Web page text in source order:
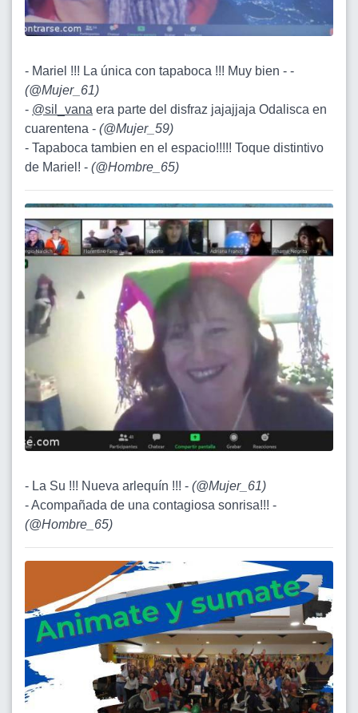
- Mariel !!! La única con tapaboca !!! Muy bien - -
(@Mujer_61)
- @sil_vana era parte del disfraz jajajjaja Odalisca en
cuarentena - (@Mujer_59)
- Tapaboca tambien en el espacio!!!!! Toque distintivo
de Mariel! - (@Hombre_65)
- La Su !!! Nueva arlequín !!! - (@Mujer_61)
- Acompañada de una contagiosa sonrisa!!! -
(@Hombre_65)